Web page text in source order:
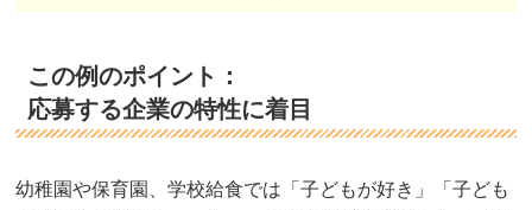
この例のポイント：
応募する企業の特性に着目
幼稚園や保育園、学校給食では「子どもが好き」「子ども